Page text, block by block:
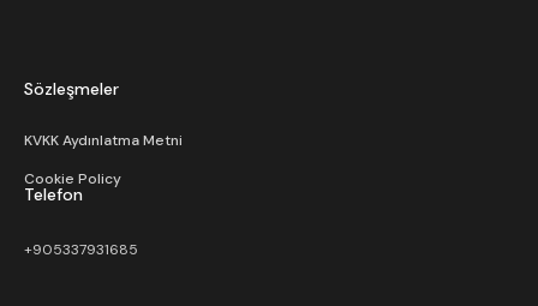
Sözleşmeler
KVKK Aydınlatma Metni
Cookie Policy
Telefon
+905337931685